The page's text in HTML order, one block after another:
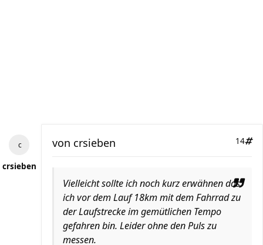
crsieben
14
von crsieben
Vielleicht sollte ich noch kurz erwähnen das
ich vor dem Lauf 18km mit dem Fahrrad zu
der Laufstrecke im gemütlichen Tempo
gefahren bin. Leider ohne den Puls zu
messen.